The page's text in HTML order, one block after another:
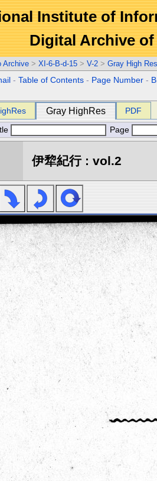
Institute of
Digital Archive
Archive > XI-6-B-d-15 > V-2 > Gray High
-Table of Contents - Page Number -
Gray HighRes PDF
Page
伊犂紀行 : vol.2